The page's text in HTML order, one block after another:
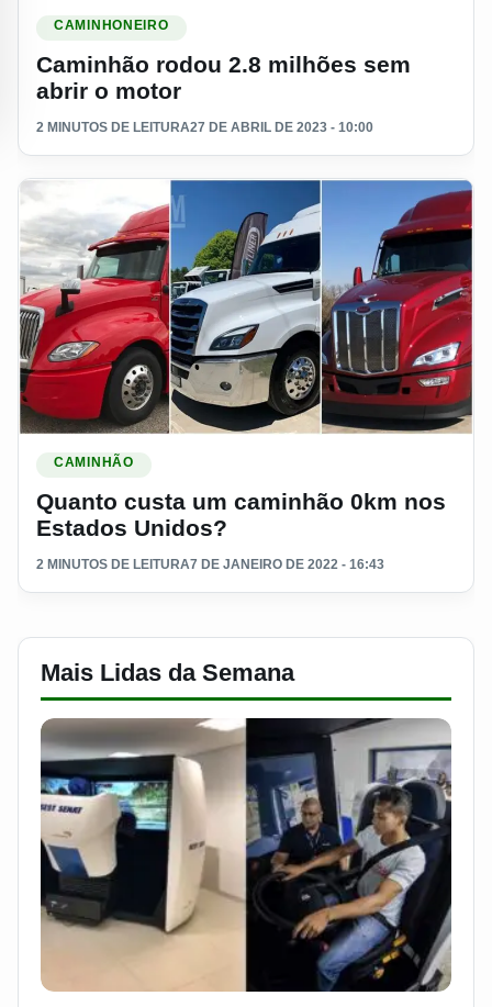
CAMINHONEIRO
Caminhão rodou 2.8 milhões sem
abrir o motor
2 MINUTOS DE LEITURA27 DE ABRIL DE 2023 - 10:00
CAMINHÃO
Quanto custa um caminhão 0km nos
Estados Unidos?
2 MINUTOS DE LEITURA7 DE JANEIRO DE 2022 - 16:43
Mais Lidas da Semana